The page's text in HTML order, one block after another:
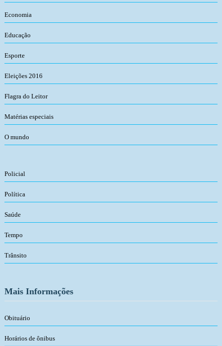
Economia
Educação
Esporte
Eleições 2016
Flagra do Leitor
Matérias especiais
O mundo
Policial
Política
Saúde
Tempo
Trânsito
Mais Informações
Obituário
Horários de ônibus